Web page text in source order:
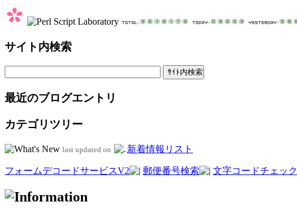
サイト内検索
最近のブログエントリ
カテゴリツリー
last updated on 新着情報リスト
フォームデコードサービスV2 郵便番号検索 文字コードチェック